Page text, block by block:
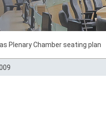
Plenary Chamber seating plan